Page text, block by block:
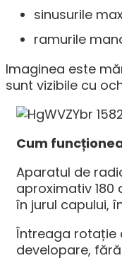
sinusurile
ramurile
Imaginea este
sunt vizibile cu
Cum
Aparatul de
aproximativ 180
în jurul capului,
Întreaga rotație
developare,